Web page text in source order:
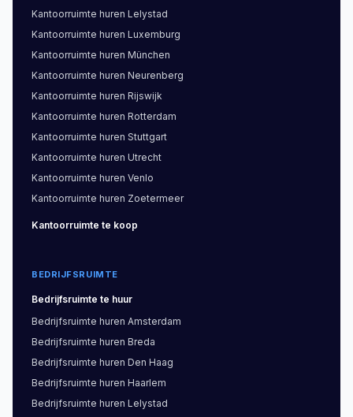
Kantoorruimte huren Lelystad
Kantoorruimte huren Luxemburg
Kantoorruimte huren München
Kantoorruimte huren Neurenberg
Kantoorruimte huren Rijswijk
Kantoorruimte huren Rotterdam
Kantoorruimte huren Stuttgart
Kantoorruimte huren Utrecht
Kantoorruimte huren Venlo
Kantoorruimte huren Zoetermeer
Kantoorruimte te koop
BEDRIJFSRUIMTE
Bedrijfsruimte te huur
Bedrijfsruimte huren Amsterdam
Bedrijfsruimte huren Breda
Bedrijfsruimte huren Den Haag
Bedrijfsruimte huren Haarlem
Bedrijfsruimte huren Lelystad